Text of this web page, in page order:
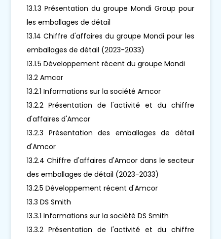
13.1.3 Présentation du groupe Mondi Group pour
les emballages de détail
13.14 Chiffre d'affaires du groupe Mondi pour les
emballages de détail (2023-2033)
13.1.5 Développement récent du groupe Mondi
13.2 Amcor
13.2.1 Informations sur la société Amcor
13.2.2 Présentation de l'activité et du chiffre
d'affaires d'Amcor
13.2.3 Présentation des emballages de détail
d'Amcor
13.2.4 Chiffre d'affaires d'Amcor dans le secteur
des emballages de détail (2023-2033)
13.2.5 Développement récent d'Amcor
13.3 DS Smith
13.3.1 Informations sur la société DS Smith
13.3.2 Présentation de l'activité et du chiffre